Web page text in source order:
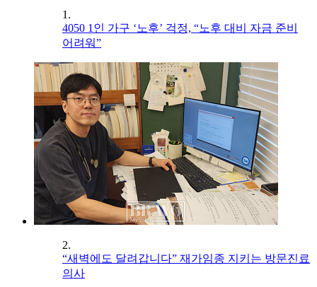
1.
4050 1인 가구 ‘노후’ 걱정, “노후 대비 자금 준비
어려워”
2.
“새벽에도 달려갑니다” 재가임종 지키는 방문진료
의사